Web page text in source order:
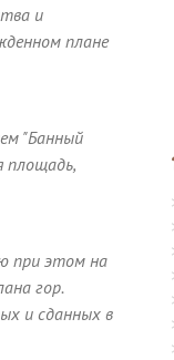
и
плане
"Банный
площадь,
при этом на
гор.
и сданных в